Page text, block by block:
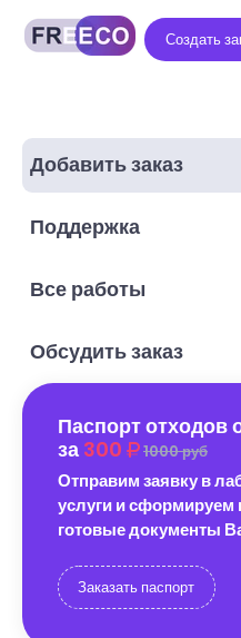
Создать
Добавить заказ
Поддержка
Все работы
Обсудить заказ
Паспорт отходов
за 300 1000 руб
Отправим заявку в
услуги и
готовые документы
Заказать паспорт